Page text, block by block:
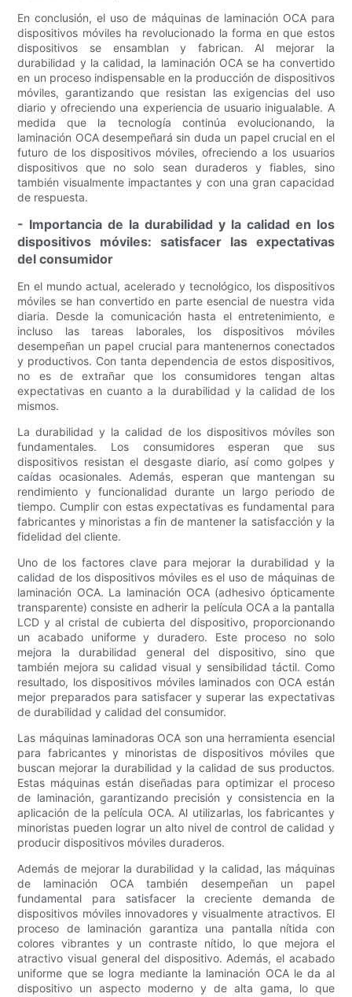
En conclusión, el uso de máquinas de laminación OCA para
dispositivos móviles ha revolucionado la forma en que estos
dispositivos se ensamblan y fabrican. Al mejorar la
durabilidad y la calidad, la laminación OCA se ha convertido
en un proceso indispensable en la producción de dispositivos
móviles, garantizando que resistan las exigencias del uso
diario y ofreciendo una experiencia de usuario inigualable. A
medida que la tecnología continúa evolucionando, la
laminación OCA desempeñará sin duda un papel crucial en el
futuro de los dispositivos móviles, ofreciendo a los usuarios
dispositivos que no solo sean duraderos y fiables, sino
también visualmente impactantes y con una gran capacidad
de respuesta.
- Importancia de la durabilidad y la calidad en los
dispositivos móviles: satisfacer las expectativas
del consumidor
En el mundo actual, acelerado y tecnológico, los dispositivos
móviles se han convertido en parte esencial de nuestra vida
diaria. Desde la comunicación hasta el entretenimiento, e
incluso las tareas laborales, los dispositivos móviles
desempeñan un papel crucial para mantenernos conectados
y productivos. Con tanta dependencia de estos dispositivos,
no es de extrañar que los consumidores tengan altas
expectativas en cuanto a la durabilidad y la calidad de los
mismos.
La durabilidad y la calidad de los dispositivos móviles son
fundamentales. Los consumidores esperan que sus
dispositivos resistan el desgaste diario, así como golpes y
caídas ocasionales. Además, esperan que mantengan su
rendimiento y funcionalidad durante un largo periodo de
tiempo. Cumplir con estas expectativas es fundamental para
fabricantes y minoristas a fin de mantener la satisfacción y la
fidelidad del cliente.
Uno de los factores clave para mejorar la durabilidad y la
calidad de los dispositivos móviles es el uso de máquinas de
laminación OCA. La laminación OCA (adhesivo ópticamente
transparente) consiste en adherir la película OCA a la pantalla
LCD y al cristal de cubierta del dispositivo, proporcionando
un acabado uniforme y duradero. Este proceso no solo
mejora la durabilidad general del dispositivo, sino que
también mejora su calidad visual y sensibilidad táctil. Como
resultado, los dispositivos móviles laminados con OCA están
mejor preparados para satisfacer y superar las expectativas
de durabilidad y calidad del consumidor.
Las máquinas laminadoras OCA son una herramienta esencial
para fabricantes y minoristas de dispositivos móviles que
buscan mejorar la durabilidad y la calidad de sus productos.
Estas máquinas están diseñadas para optimizar el proceso
de laminación, garantizando precisión y consistencia en la
aplicación de la película OCA. Al utilizarlas, los fabricantes y
minoristas pueden lograr un alto nivel de control de calidad y
producir dispositivos móviles duraderos.
Además de mejorar la durabilidad y la calidad, las máquinas
de laminación OCA también desempeñan un papel
fundamental para satisfacer la creciente demanda de
dispositivos móviles innovadores y visualmente atractivos. El
proceso de laminación garantiza una pantalla nítida con
colores vibrantes y un contraste nítido, lo que mejora el
atractivo visual general del dispositivo. Además, el acabado
uniforme que se logra mediante la laminación OCA le da al
dispositivo un aspecto moderno y de alta gama, lo que